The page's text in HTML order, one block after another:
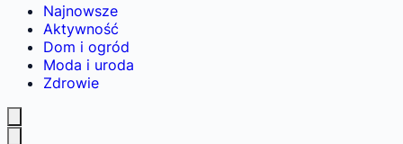
Najnowsze
Aktywność
Dom i ogród
Moda i uroda
Zdrowie